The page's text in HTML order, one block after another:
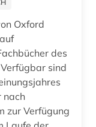
Oxford
des
sind
nach
zur Verfügung